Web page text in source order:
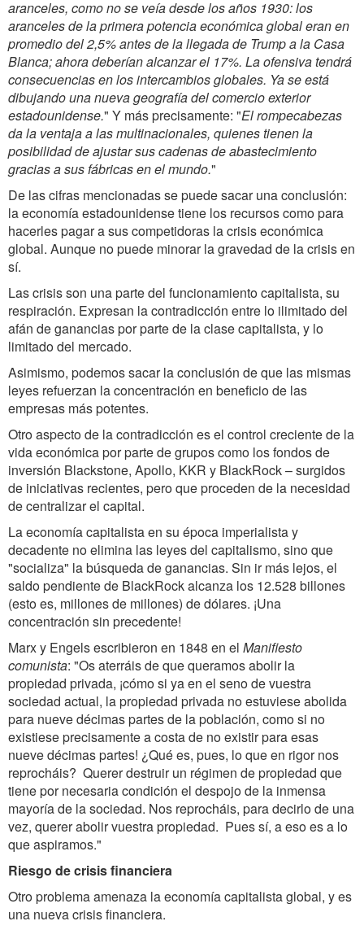
aranceles, como no se veía desde los años 1930: los
aranceles de la primera potencia económica global eran en
promedio del 2,5% antes de la llegada de Trump a la Casa
Blanca; ahora deberían alcanzar el 17%. La ofensiva tendrá
consecuencias en los intercambios globales. Ya se está
dibujando una nueva geografía del comercio exterior
estadounidense." Y más precisamente: "El rompecabezas
da la ventaja a las multinacionales, quienes tienen la
posibilidad de ajustar sus cadenas de abastecimiento
gracias a sus fábricas en el mundo."
De las cifras mencionadas se puede sacar una conclusión:
la economía estadounidense tiene los recursos como para
hacerles pagar a sus competidoras la crisis económica
global. Aunque no puede minorar la gravedad de la crisis en
sí.
Las crisis son una parte del funcionamiento capitalista, su
respiración. Expresan la contradicción entre lo ilimitado del
afán de ganancias por parte de la clase capitalista, y lo
limitado del mercado.
Asimismo, podemos sacar la conclusión de que las mismas
leyes refuerzan la concentración en beneficio de las
empresas más potentes.
Otro aspecto de la contradicción es el control creciente de la
vida económica por parte de grupos como los fondos de
inversión Blackstone, Apollo, KKR y BlackRock – surgidos
de iniciativas recientes, pero que proceden de la necesidad
de centralizar el capital.
La economía capitalista en su época imperialista y
decadente no elimina las leyes del capitalismo, sino que
"socializa" la búsqueda de ganancias. Sin ir más lejos, el
saldo pendiente de BlackRock alcanza los 12.528 billones
(esto es, millones de millones) de dólares. ¡Una
concentración sin precedente!
Marx y Engels escribieron en 1848 en el Manifiesto
comunista: "Os aterráis de que queramos abolir la
propiedad privada, ¡cómo si ya en el seno de vuestra
sociedad actual, la propiedad privada no estuviese abolida
para nueve décimas partes de la población, como si no
existiese precisamente a costa de no existir para esas
nueve décimas partes! ¿Qué es, pues, lo que en rigor nos
reprocháis? Querer destruir un régimen de propiedad que
tiene por necesaria condición el despojo de la inmensa
mayoría de la sociedad. Nos reprocháis, para decirlo de una
vez, querer abolir vuestra propiedad. Pues sí, a eso es a lo
que aspiramos."
Riesgo de crisis financiera
Otro problema amenaza la economía capitalista global, y es
una nueva crisis financiera.